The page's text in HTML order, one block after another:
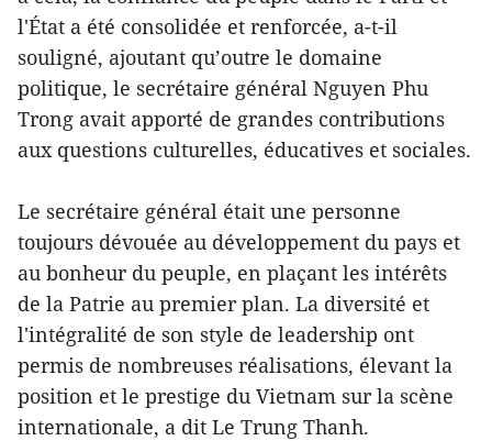
l'État a été consolidée et renforcée, a-t-il
souligné, ajoutant qu’outre le domaine
politique, le secrétaire général Nguyen Phu
Trong avait apporté de grandes contributions
aux questions culturelles, éducatives et sociales.
Le secrétaire général était une personne
toujours dévouée au développement du pays et
au bonheur du peuple, en plaçant les intérêts
de la Patrie au premier plan. La diversité et
l'intégralité de son style de leadership ont
permis de nombreuses réalisations, élevant la
position et le prestige du Vietnam sur la scène
internationale, a dit Le Trung Thanh.